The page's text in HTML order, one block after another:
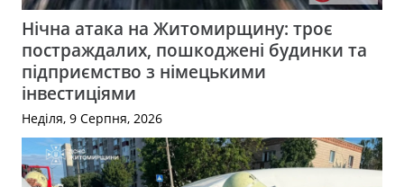
Нічна атака на Житомирщину: троє
постраждалих, пошкоджені будинки та
підприємство з німецькими
інвестиціями
Неділя, 9 Серпня, 2026